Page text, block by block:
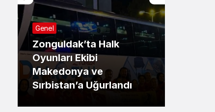
Sistem Modu
Sistem modunu seçin.
Genel
Zonguldak’ta Halk
Oyunları Ekibi
Makedonya ve
Sırbistan’a Uğurlandı